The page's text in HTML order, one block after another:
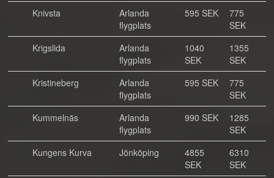
Knivsta
Arlanda
flygplats
595 SEK
775
SEK
Krigslida
Arlanda
flygplats
1040
SEK
1355
SEK
Kristineberg
Arlanda
flygplats
595 SEK
775
SEK
Kummelnäs
Arlanda
flygplats
990 SEK
1285
SEK
Kungens Kurva
Jönköping
4855
SEK
6310
SEK